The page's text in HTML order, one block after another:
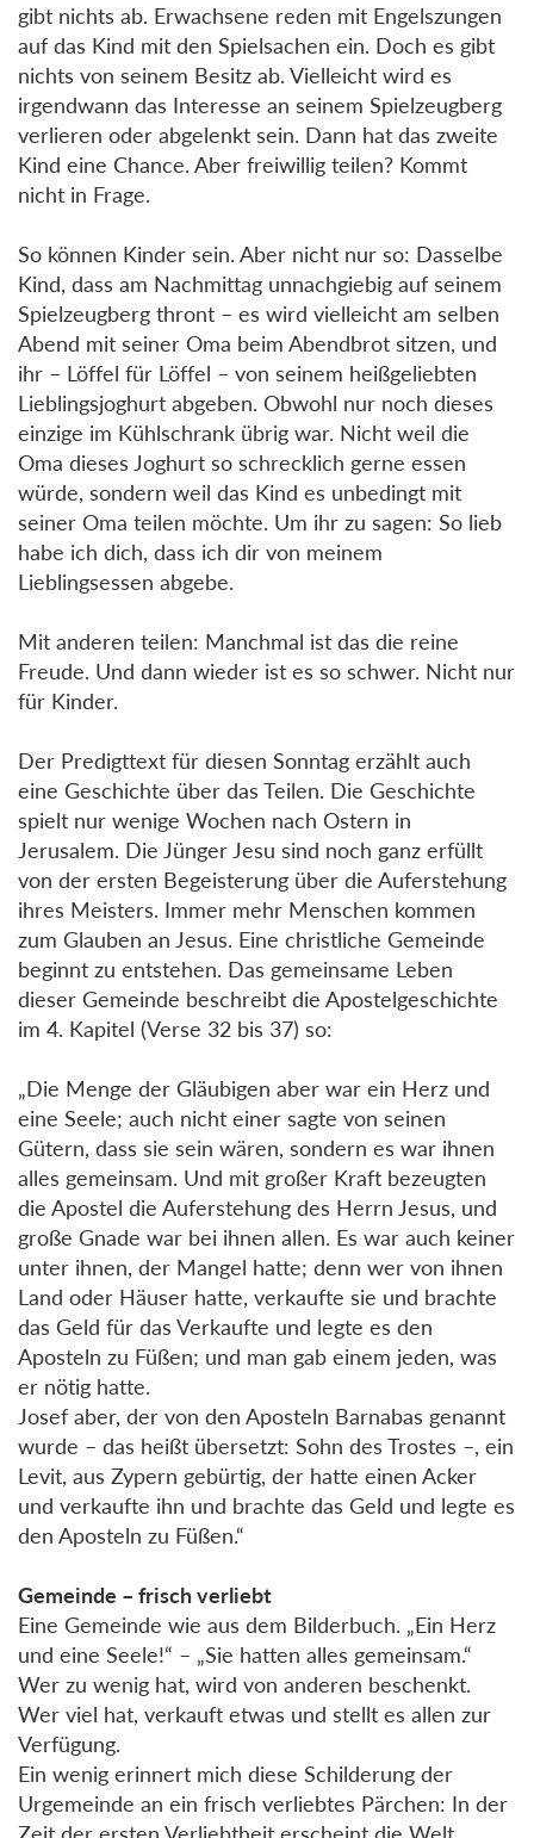
gibt nichts ab. Erwachsene reden mit Engelszungen
auf das Kind mit den Spielsachen ein. Doch es gibt
nichts von seinem Besitz ab. Vielleicht wird es
irgendwann das Interesse an seinem Spielzeugberg
verlieren oder abgelenkt sein. Dann hat das zweite
Kind eine Chance. Aber freiwillig teilen? Kommt
nicht in Frage.
So können Kinder sein. Aber nicht nur so: Dasselbe
Kind, dass am Nachmittag unnachgiebig auf seinem
Spielzeugberg thront – es wird vielleicht am selben
Abend mit seiner Oma beim Abendbrot sitzen, und
ihr – Löffel für Löffel – von seinem heißgeliebten
Lieblingsjoghurt abgeben. Obwohl nur noch dieses
einzige im Kühlschrank übrig war. Nicht weil die
Oma dieses Joghurt so schrecklich gerne essen
würde, sondern weil das Kind es unbedingt mit
seiner Oma teilen möchte. Um ihr zu sagen: So lieb
habe ich dich, dass ich dir von meinem
Lieblingsessen abgebe.
Mit anderen teilen: Manchmal ist das die reine
Freude. Und dann wieder ist es so schwer. Nicht nur
für Kinder.
Der Predigttext für diesen Sonntag erzählt auch
eine Geschichte über das Teilen. Die Geschichte
spielt nur wenige Wochen nach Ostern in
Jerusalem. Die Jünger Jesu sind noch ganz erfüllt
von der ersten Begeisterung über die Auferstehung
ihres Meisters. Immer mehr Menschen kommen
zum Glauben an Jesus. Eine christliche Gemeinde
beginnt zu entstehen. Das gemeinsame Leben
dieser Gemeinde beschreibt die Apostelgeschichte
im 4. Kapitel (Verse 32 bis 37) so:
„Die Menge der Gläubigen aber war ein Herz und
eine Seele; auch nicht einer sagte von seinen
Gütern, dass sie sein wären, sondern es war ihnen
alles gemeinsam. Und mit großer Kraft bezeugten
die Apostel die Auferstehung des Herrn Jesus, und
große Gnade war bei ihnen allen. Es war auch keiner
unter ihnen, der Mangel hatte; denn wer von ihnen
Land oder Häuser hatte, verkaufte sie und brachte
das Geld für das Verkaufte und legte es den
Aposteln zu Füßen; und man gab einem jeden, was
er nötig hatte.
Josef aber, der von den Aposteln Barnabas genannt
wurde – das heißt übersetzt: Sohn des Trostes –, ein
Levit, aus Zypern gebürtig, der hatte einen Acker
und verkaufte ihn und brachte das Geld und legte es
den Aposteln zu Füßen.“
Gemeinde – frisch verliebt
Eine Gemeinde wie aus dem Bilderbuch. „Ein Herz
und eine Seele!“ – „Sie hatten alles gemeinsam.“
Wer zu wenig hat, wird von anderen beschenkt.
Wer viel hat, verkauft etwas und stellt es allen zur
Verfügung.
Ein wenig erinnert mich diese Schilderung der
Urgemeinde an ein frisch verliebtes Pärchen: In der